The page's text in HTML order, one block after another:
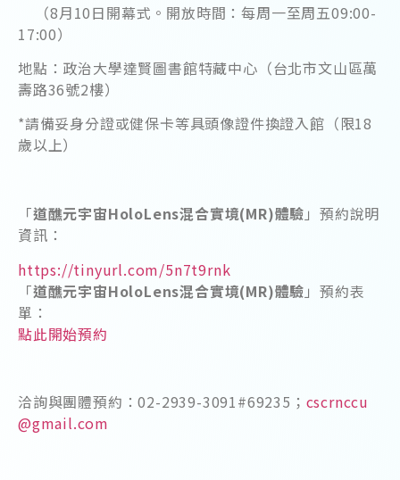
（8月10日開幕式。開放時間：每周一至周五09:00-
17:00）
地點：政治大學達賢圖書館特藏中心（台北市文山區萬
壽路36號2樓）
*請備妥身分證或健保卡等具頭像證件換證入館（限18
歲以上）
「道醮元宇宙HoloLens混合實境(MR)體驗 」預約說明
資訊：
https://tinyurl.com/5n7t9rnk
「道醮元宇宙HoloLens混合實境(MR)體驗 」預約表
單：
點此開始預約
洽詢與團體預約：02-2939-3091#69235； cscrnccu
@gmail.com